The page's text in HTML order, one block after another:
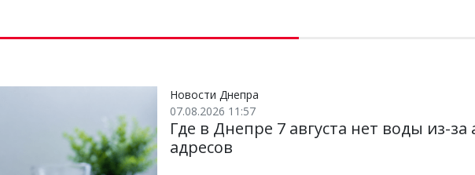
Новости Днепра
07.08.2026 11:57
Где в Днепре 7 августа нет воды из-
адресов